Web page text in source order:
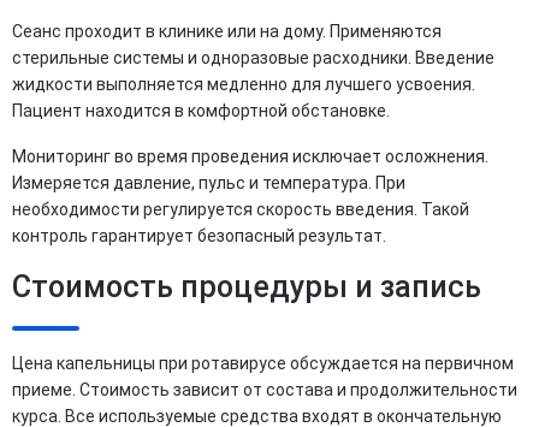
Сеанс проходит в клинике или на дому. Применяются
стерильные системы и одноразовые расходники. Введение
жидкости выполняется медленно для лучшего усвоения.
Пациент находится в комфортной обстановке.
Мониторинг во время проведения исключает осложнения.
Измеряется давление, пульс и температура. При
необходимости регулируется скорость введения. Такой
контроль гарантирует безопасный результат.
Стоимость процедуры и запись
Цена капельницы при ротавирусе обсуждается на первичном
приеме. Стоимость зависит от состава и продолжительности
курса. Все используемые средства входят в окончательную